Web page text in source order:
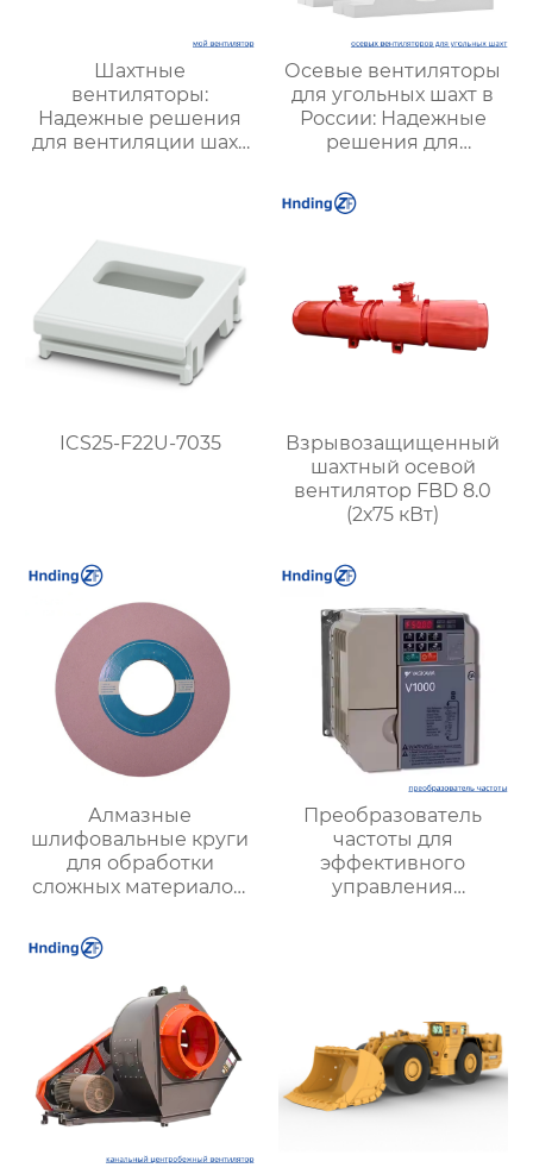
Шахтные
вентиляторы:
Надежные решения
для вентиляции шахт
Осевые вентиляторы
для угольных шахт в
России: Надежные
решения для
вентиляции и
безопасности
ICS25-F22U-7035
Взрывозащищенный
шахтный осевой
вентилятор FBD 8.0
(2х75 кВт)
Алмазные
шлифовальные круги
для обработки
сложных материалов:
авиационных
двигателей и турбин
Преобразователь
частоты для
эффективного
управления